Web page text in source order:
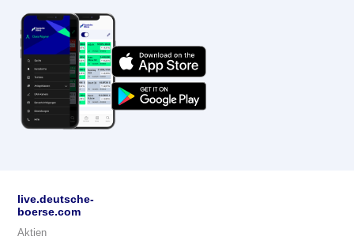
live.deutsche-
boerse.com
Aktien